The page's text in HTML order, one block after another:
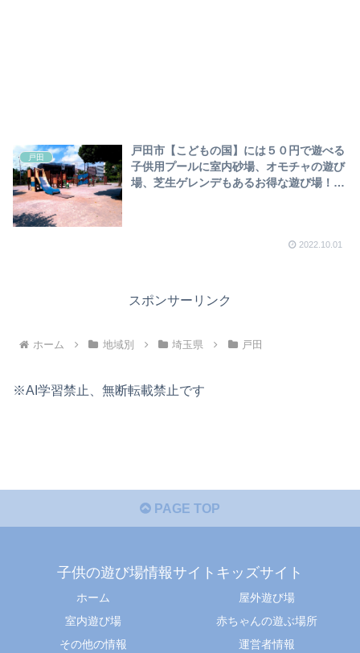
戸田
戸田市【こどもの国】には５０円で遊べる
子供用プールに室内砂場、オモチャの遊び
場、芝生ゲレンデもあるお得な遊び場！恐
2022.10.01
スポンサーリンク
ホーム 地域別 埼玉県 戸田
※AI学習禁止、無断転載禁止です
PAGE TOP
子供の遊び場情報サイトキッズサイト
ホーム
屋外遊び場
室内遊び場
赤ちゃんの遊ぶ場所
その他の情報
運営者情報